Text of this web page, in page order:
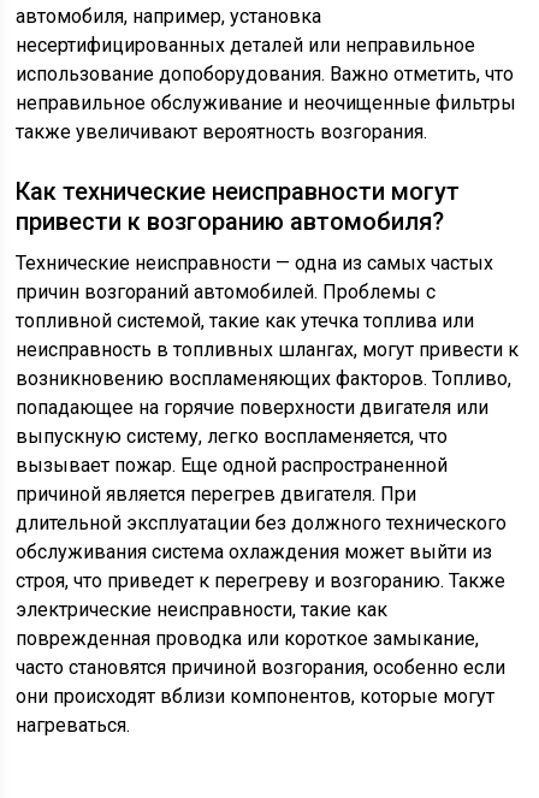
автомобиля, например, установка
несертифицированных деталей или неправильное
использование допоборудования. Важно отметить, что
неправильное обслуживание и неочищенные фильтры
также увеличивают вероятность возгорания.
Как технические неисправности могут
привести к возгоранию автомобиля?
Технические неисправности — одна из самых частых
причин возгораний автомобилей. Проблемы с
топливной системой, такие как утечка топлива или
неисправность в топливных шлангах, могут привести к
возникновению воспламеняющих факторов. Топливо,
попадающее на горячие поверхности двигателя или
выпускную систему, легко воспламеняется, что
вызывает пожар. Еще одной распространенной
причиной является перегрев двигателя. При
длительной эксплуатации без должного технического
обслуживания система охлаждения может выйти из
строя, что приведет к перегреву и возгоранию. Также
электрические неисправности, такие как
поврежденная проводка или короткое замыкание,
часто становятся причиной возгорания, особенно если
они происходят вблизи компонентов, которые могут
нагреваться.